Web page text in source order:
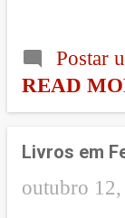
Postar
READ
Livros em
outubro